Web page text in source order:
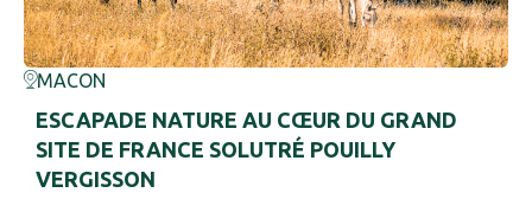
MACON
ESCAPADE NATURE AU CŒUR DU GRAND
SITE DE FRANCE SOLUTRÉ POUILLY
VERGISSON